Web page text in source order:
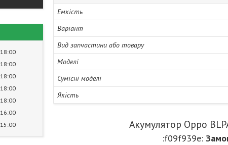
18:00
18:00
18:00
18:00
18:00
16:00
15:00
Емкість
Варіант
Вид запчастини або товару
Моделі
Сумісні моделі
Якість
Акумулятор Oppo
:f09f939e: